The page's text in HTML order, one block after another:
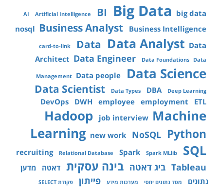
AI Artificial Intelligence BI Big Data big data
nosql Business Analyst Business Intelligence
card-to-link Data Data Analyst Data
Architect Data Engineer Data Foundations Data
Management Data people Data Science
Data Scientist Data Types DBA Deep Learning
DevOps DWH employee employment ETL
Hadoop job interview Machine
Learning new work NoSQL Python
recruiting Relational Database Spark Spark MLlib SQL
Tableau ביג דאטה בינה עסקית דאטה
מדען
נתונים
מסד נתונים יחסי מערכות מידע פייתון פקודת SELECT